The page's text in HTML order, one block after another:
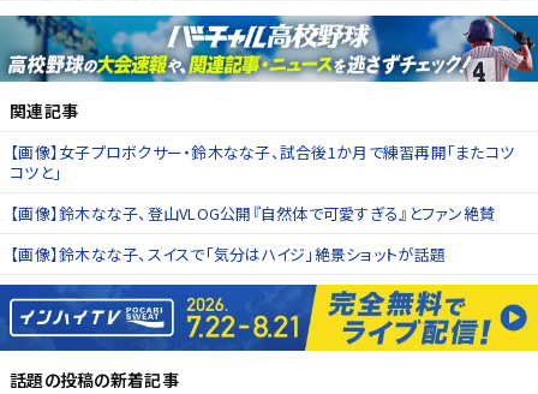
関連記事
【画像】女子プロボクサー・鈴木なな子、試合後1か月で練習再開「またコツ
コツと」
【画像】鈴木なな子、登山VLOG公開『自然体で可愛すぎる』とファン絶賛
【画像】鈴木なな子、スイスで「気分はハイジ」絶景ショットが話題
話題の投稿の新着記事